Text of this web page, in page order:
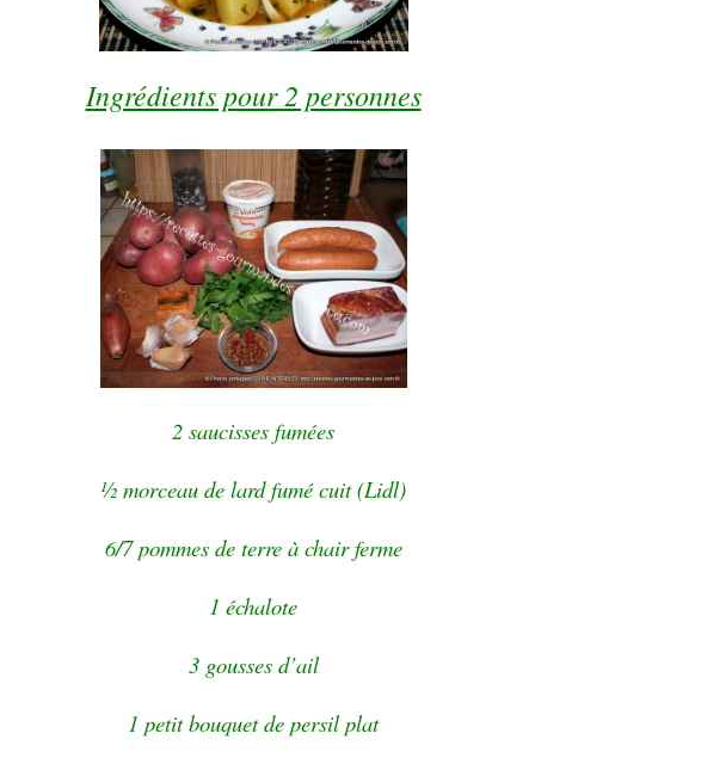
Ingrédients pour 2 personnes
2 saucisses fumées
½ morceau de lard fumé cuit (Lidl)
6/7 pommes de terre à chair ferme
1 échalote
3 gousses d’ail
1 petit bouquet de persil plat